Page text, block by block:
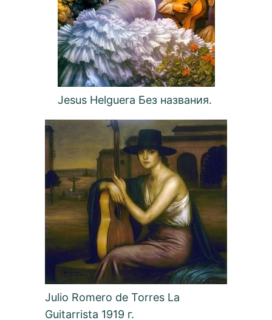
Jesus Helguera Без названия.
Julio Romero de Torres La
Guitarrista 1919 г.